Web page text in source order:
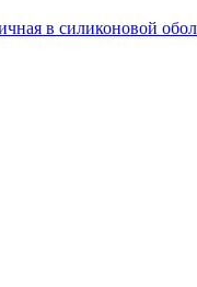
в силиконовой